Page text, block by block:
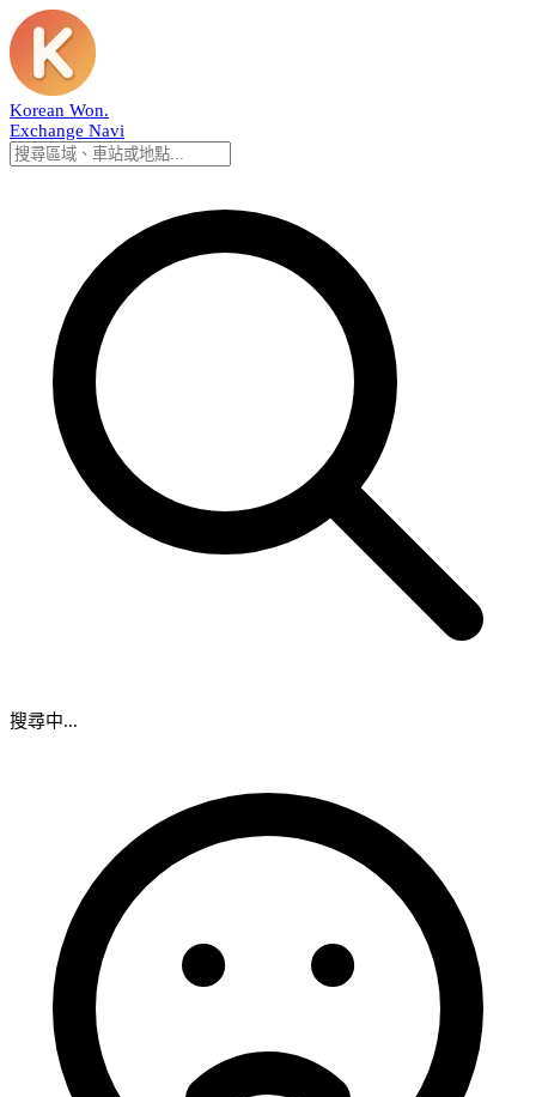
Korean Won.
Exchange Navi
搜尋中...